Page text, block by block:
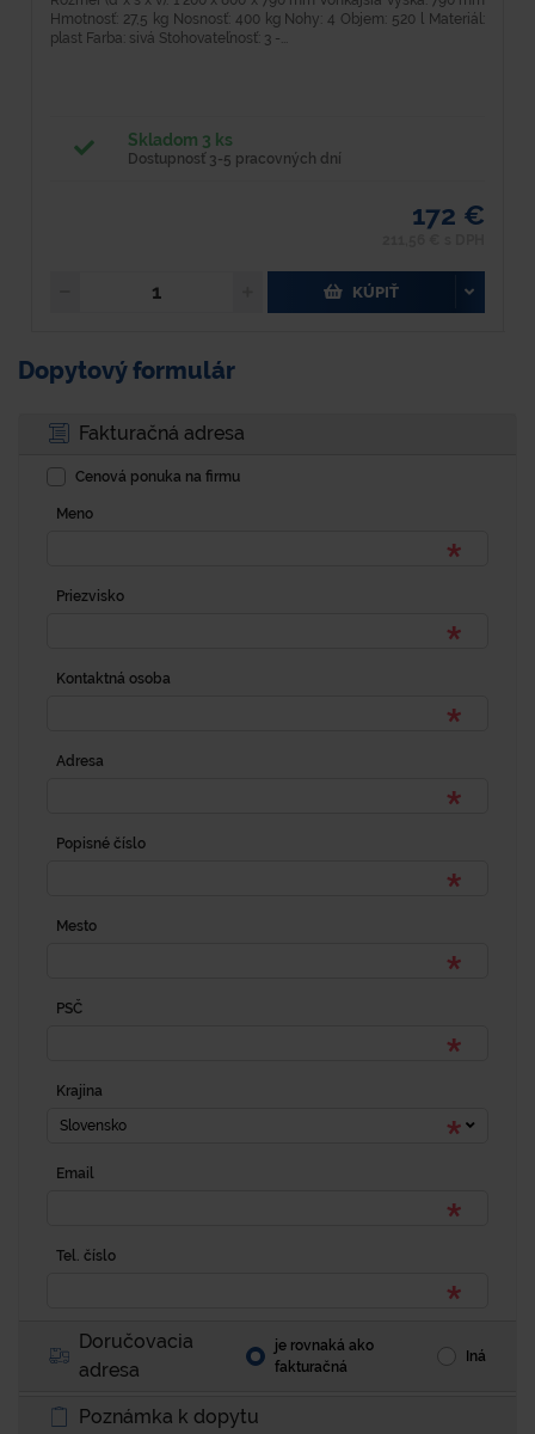
Hmotnosť: 27,5 kg Nosnosť: 400 kg Nohy: 4 Objem: 520 l Materiál:
plast Farba: sivá Stohovateľnosť: 3 -...
Skladom 3 ks
Dostupnosť 3-5 pracovných dní
172 €
KÚPIŤ
Dopytový formulár
Fakturačná adresa
Cenová ponuka na firmu
Meno
Priezvisko
Kontaktná osoba
Adresa
Popisné číslo
Mesto
PSČ
Krajina
Slovensko
Email
Tel. číslo
Doručovacia
adresa
je rovnaká ako
fakturačná
Iná
Poznámka k dopytu